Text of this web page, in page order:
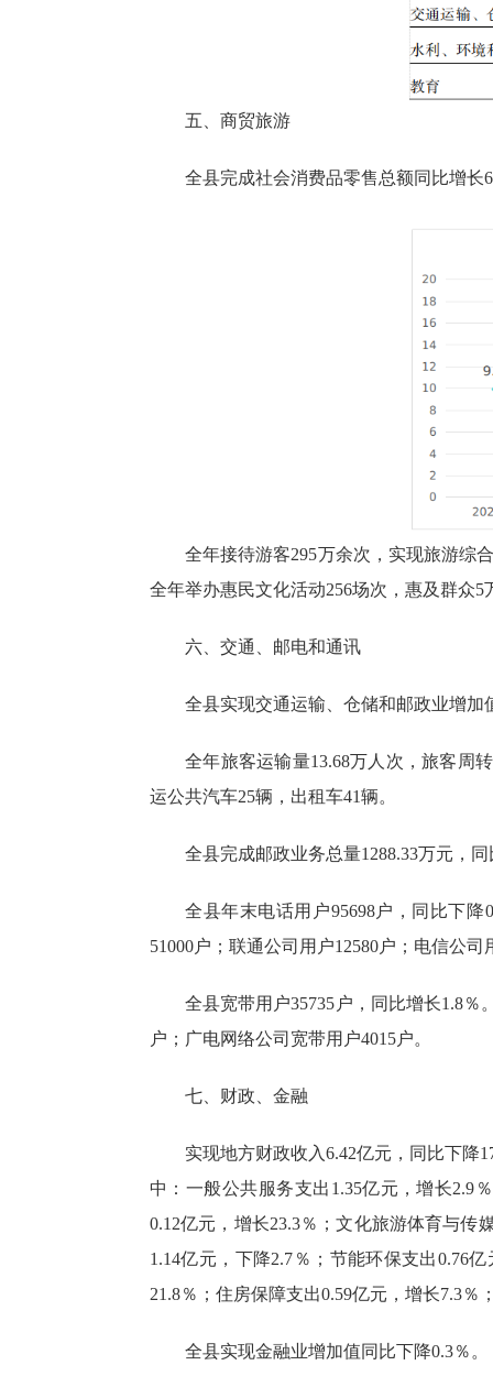
五、商贸旅游
全县完成社会消费品零售总额同比增长
全年接待游客295万余次，实现旅游综
全年举办惠民文化活动256场次，惠及群众5
六、交通、邮电和通讯
全县实现交通运输、仓储和邮政业增加
全年旅客运输量13.68万人次，旅客周
运公共汽车25辆，出租车41辆。
全县完成邮政业务总量1288.33万元，
全县年末电话用户95698户，同比下
51000户；联通公司用户12580户；电信公司
全县宽带用户35735户，同比增长1.8％
户；广电网络公司宽带用户4015户。
七、财政、金融
实现地方财政收入6.42亿元，同比下降
中：一般公共服务支出1.35亿元，增长2.9
0.12亿元，增长23.3％；文化旅游体育与
1.14亿元，下降2.7％；节能环保支出0.76
21.8％；住房保障支出0.59亿元，增长7.3％
全县实现金融业增加值同比下降0.3％。